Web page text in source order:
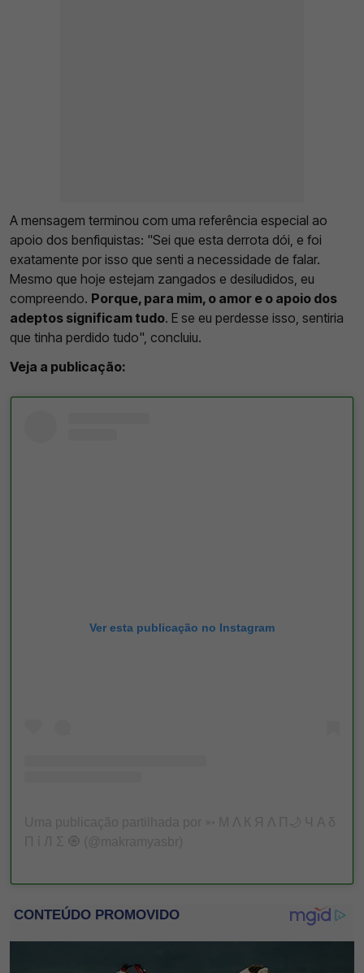
A mensagem terminou com uma referência especial ao
apoio dos benfiquistas: "Sei que esta derrota dói, e foi
exatamente por isso que senti a necessidade de falar.
Mesmo que hoje estejam zangados e desiludidos, eu
compreendo. Porque, para mim, o amor e o apoio dos
adeptos significam tudo. E se eu perdesse isso, sentiria
que tinha perdido tudo", concluiu.
Veja a publicação:
Ver esta publicação no Instagram